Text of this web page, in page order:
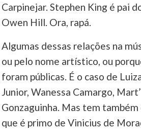
Carpinejar. Stephen King é pai
Owen Hill. Ora, rapá.
Algumas dessas relações na
ou pelo nome artístico, ou
foram públicas. É o caso de
Junior, Wanessa Camargo,
Gonzaguinha. Mas tem também
que é primo de Vinicius de